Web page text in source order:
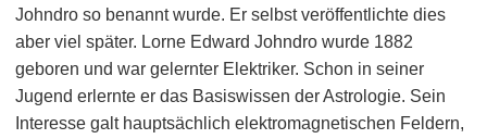
Johndro so benannt wurde. Er selbst veröffentlichte dies
aber viel später. Lorne Edward Johndro wurde 1882
geboren und war gelernter Elektriker. Schon in seiner
Jugend erlernte er das Basiswissen der Astrologie. Sein
Interesse galt hauptsächlich elektromagnetischen Feldern,